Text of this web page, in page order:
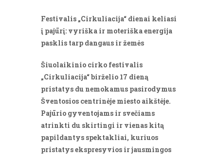
Festivalis „Cirkuliacija“ dienai keliasi
į pajūrį: vyriška ir moteriška energija
pasklis tarp dangaus ir žemės
Šiuolaikinio cirko festivalis
„Cirkuliacija“ birželio 17 dieną
pristatys du nemokamus pasirodymus
Šventosios centrinėje miesto aikštėje.
Pajūrio gyventojams ir svečiams
atrinkti du skirtingi ir vienas kitą
papildantys spektakliai, kuriuos
pristatys ekspresyvios ir jausmingos